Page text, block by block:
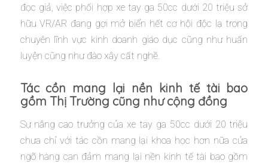
đọc giả, việc phối hợp xe tay ga 50cc dưới 20 triệu sở
hữu VR/AR đang gợi mở biển hết cơ hội độc lạ trong
chuyên lĩnh vực kinh doanh giáo dục cũng như huấn
luyện cũng như đào xây cất nghề.
Tác cồn mang lại nền kinh tế tài bao
gồm Thị Trường cũng như cộng đồng
Sự nâng cao trưởng của xe tay ga 50cc dưới 20 triệu
chưa chỉ với tác cồn mang lại khoa học hơn nữa cửa
ngõ hàng can đảm mang lại nền kinh tế tài bao gồm